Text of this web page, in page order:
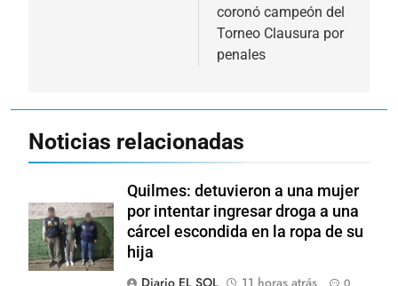
coronó campeón del
Torneo Clausura por
penales
Noticias relacionadas
Quilmes: detuvieron a una mujer
por intentar ingresar droga a una
cárcel escondida en la ropa de su
hija
Diario EL SOL
11 horas atrás